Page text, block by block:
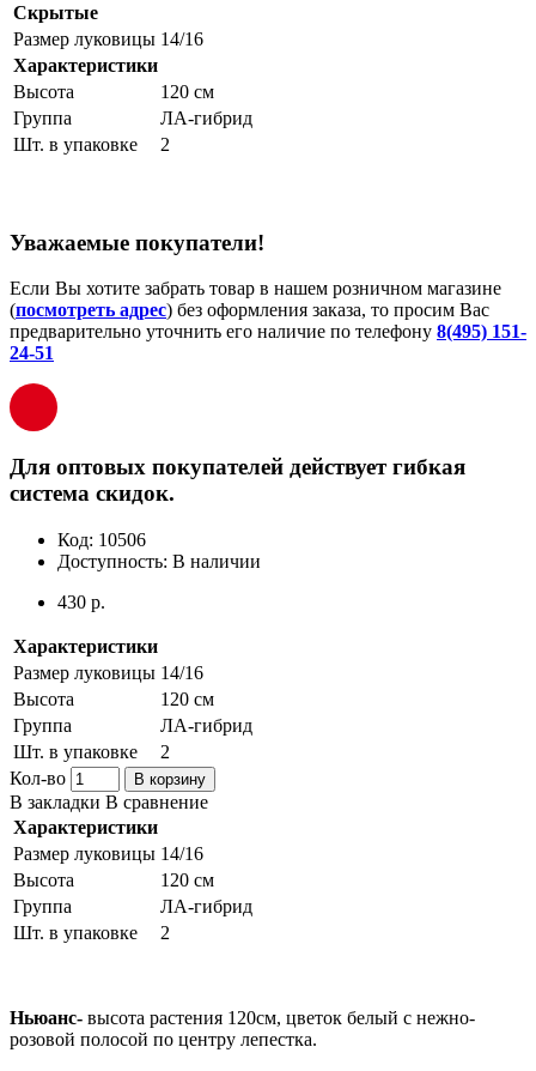
Скрытые
Размер луковицы 14/16
Характеристики
Высота
120 см
Группа
ЛА-гибрид
Шт. в упаковке
2
Уважаемые покупатели!
Если Вы хотите забрать товар в нашем розничном магазине
(посмотреть адрес) без оформления заказа, то просим Вас
предварительно уточнить его наличие по телефону 8(495) 151-
24-51
Для оптовых покупателей действует гибкая
система скидок.
Код: 10506
Доступность: В наличии
430 р.
Характеристики
Размер луковицы 14/16
Высота
120 см
Группа
ЛА-гибрид
Шт. в упаковке
2
Кол-во
В корзину
В закладки В сравнение
Характеристики
Размер луковицы 14/16
Высота
120 см
Группа
ЛА-гибрид
Шт. в упаковке
2
Ньюанс- высота растения 120см, цветок белый с нежно-
розовой полосой по центру лепестка.